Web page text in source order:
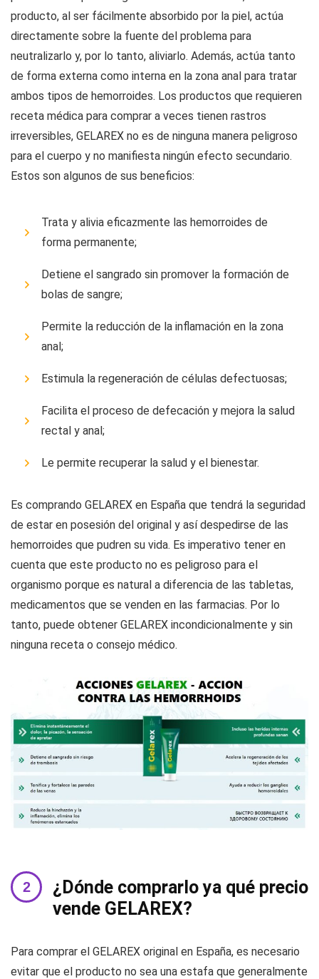
producto, al ser fácilmente absorbido por la piel, actúa
directamente sobre la fuente del problema para
neutralizarlo y, por lo tanto, aliviarlo. Además, actúa tanto
de forma externa como interna en la zona anal para tratar
ambos tipos de hemorroides. Los productos que requieren
receta médica para comprar a veces tienen rastros
irreversibles, GELAREX no es de ninguna manera peligroso
para el cuerpo y no manifiesta ningún efecto secundario.
Estos son algunos de sus beneficios:
Trata y alivia eficazmente las hemorroides de
forma permanente;
Detiene el sangrado sin promover la formación de
bolas de sangre;
Permite la reducción de la inflamación en la zona
anal;
Estimula la regeneración de células defectuosas;
Facilita el proceso de defecación y mejora la salud
rectal y anal;
Le permite recuperar la salud y el bienestar.
Es comprando GELAREX en España que tendrá la seguridad
de estar en posesión del original y así despedirse de las
hemorroides que pudren su vida. Es imperativo tener en
cuenta que este producto no es peligroso para el
organismo porque es natural a diferencia de las tabletas,
medicamentos que se venden en las farmacias. Por lo
tanto, puede obtener GELAREX incondicionalmente y sin
ninguna receta o consejo médico.
¿Dónde comprarlo ya qué precio
vende GELAREX?
Para comprar el GELAREX original en España, es necesario
evitar que el producto no sea una estafa que generalmente